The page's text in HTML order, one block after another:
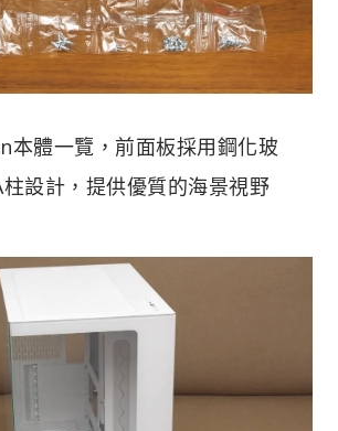
體一覽，前面板採用鋼化玻
設計，提供優質的海景視野